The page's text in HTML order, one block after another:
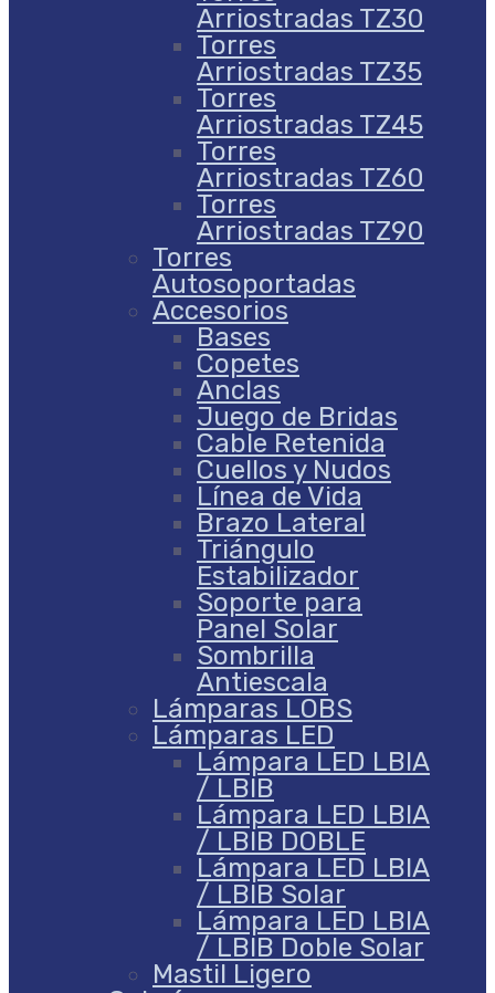
Arriostradas TZ30
Torres
Arriostradas TZ35
Torres
Arriostradas TZ45
Torres
Arriostradas TZ60
Torres
Arriostradas TZ90
Torres
Autosoportadas
Accesorios
Bases
Copetes
Anclas
Juego de Bridas
Cable Retenida
Cuellos y Nudos
Línea de Vida
Brazo Lateral
Triángulo
Estabilizador
Soporte para
Panel Solar
Sombrilla
Antiescala
Lámparas LOBS
Lámparas LED
Lámpara LED LBIA
/ LBIB
Lámpara LED LBIA
/ LBIB DOBLE
Lámpara LED LBIA
/ LBIB Solar
Lámpara LED LBIA
/ LBIB Doble Solar
Mastil Ligero